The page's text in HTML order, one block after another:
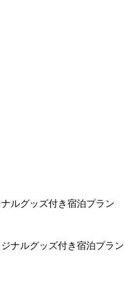
ルグッズ付き宿泊プラン
ナルグッズ付き宿泊プラン